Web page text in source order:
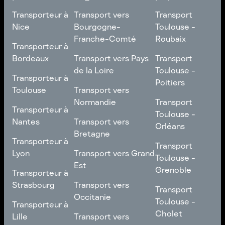
Transporteur à
Nice
Transporteur à
Nice
Transporteur à
Bordeaux
Transporteur à
Bordeaux
Transporteur à
Toulouse
Transporteur à
Toulouse
Transporteur à
Nantes
Transporteur à
Nantes
Transporteur à
Lyon
Transporteur à
Lyon
Transporteur à
Strasbourg
Transporteur à
Strasbourg
Transporteur à
Lille
Transport vers
Bourgogne-
Franche-Comté
Transport vers
Bourgogne-
Transport vers Pays
de la Loire
Transport vers Pays
de la Loire
Transport vers
Normandie
Transport vers
Normandie
Transport vers
Bretagne
Transport vers
Bretagne
Transport vers Grand
Est
Transport vers Grand
Est
Transport vers
Occitanie
Transport vers
Transport vers
Transport
Toulouse -
Roubaix
Transport
Toulouse -
Roubaix
Transport
Toulouse -
Poitiers
Transport
Toulouse -
Poitiers
Transport
Toulouse -
Orléans
Transport
Toulouse -
Orléans
Transport
Toulouse -
Grenoble
Transport
Toulouse -
Grenoble
Transport
Toulouse -
Cholet